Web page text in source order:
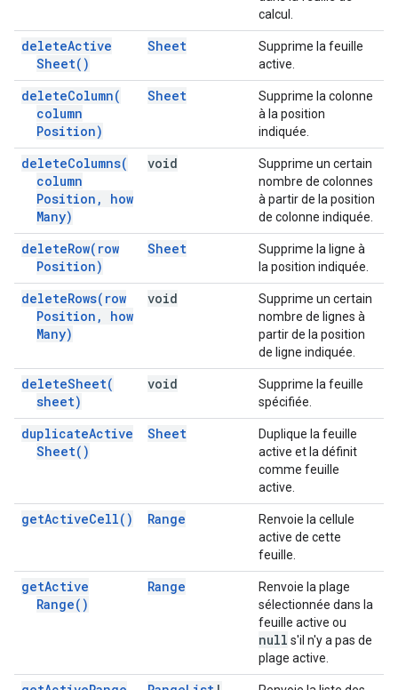
calcul.
deleteActive
Sheet( )
Sheet
Supprime la feuille
active.
deleteColumn(
column
Position)
Sheet
Supprime la colonne
à la position
indiquée.
deleteColumns(
column
Position ,
how
Many)
void
Supprime un certain
nombre de colonnes
à partir de la position
de colonne indiquée.
deleteRow( row
Position)
Sheet
Supprime la ligne à
la position indiquée.
deleteRows( row
Position ,
how
Many)
void
Supprime un certain
nombre de lignes à
partir de la position
de ligne indiquée.
deleteSheet(
sheet)
void
Supprime la feuille
spécifiée.
duplicateActive
Sheet( )
Sheet
Duplique la feuille
active et la définit
comme feuille
active.
getActiveCell( ) Range
Renvoie la cellule
active de cette
feuille.
getActive
Range( )
Range
Renvoie la plage
sélectionnée dans la
feuille active ou
null s'il n'y a pas de
plage active.